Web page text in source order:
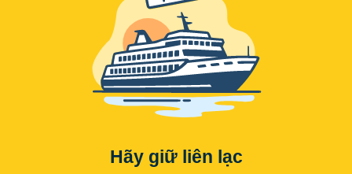
Hãy giữ liên lạc